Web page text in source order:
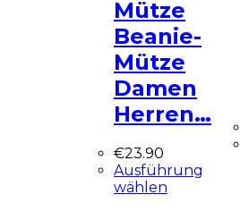
Mütze
Beanie-
Mütze
Damen
Herren…
€23.90
Ausführung
wählen